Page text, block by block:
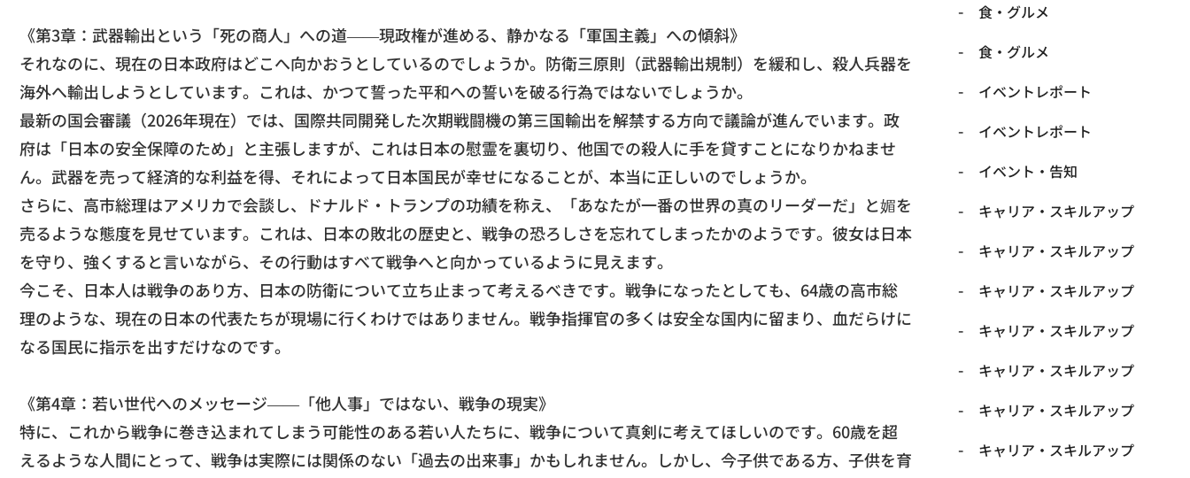
《第3章：武器輸出という「死の商人」への道——現政権が進める、静かなる「軍国主義」への傾斜》
​それなのに、 現在の日本政府はどこへ向かおうとしているのでしょうか。 防衛三原則（武器輸出規制）を緩和し、 殺人兵器を
海外へ輸出しようとしています。これは、 かつて誓った平和への誓いを破る行為ではないでしょうか。
​最新の国会審議（2026年現在）では、 国際共同開発した次期戦闘機の第三国輸出を解禁する方向で議論が進んでいます。政
府は「日本の安全保障のため」と主張しますが、 これは日本の慰霊を裏切り、 他国での殺人に手を貸すことになりかねませ
ん。 武器を売って経済的な利益を得、 それによって日本国民が幸せになることが、 本当に正しいのでしょうか。
​さらに、高市総理はアメリカで会談し、ドナルド・ トランプの功績を称え、「あなたが一番の世界の真のリーダーだ」 と媚を
売るような態度を見せています。これは、 日本の敗北の歴史と、 戦争の恐ろしさを忘れてしまったかのようです。彼女は日本
を守り、強くすると言いながら、 その行動はすべて戦争へと向かっているように見えます。
​今こそ、日本人は戦争のあり方、 日本の防衛について立ち止まって考えるべきです。 戦争になったとしても、64歳の高市総
理のような、 現在の日本の代表たちが現場に行くわけではありません。 戦争指揮官の多くは安全な国内に留まり、 血だらけに
なる国民に指示を出すだけなのです。
《第4章：若い世代へのメッセージ——「他人事」ではない、 戦争の現実》
​特に、 これから戦争に巻き込まれてしまう可能性のある若い人たちに、 戦争について真剣に考えてほしいのです。 60歳を超
えるような人間にとって、戦争は実際には関係のない「過去の出来事」かもしれません。しかし、今子供である方、 子供を育
​食・グルメ
​食・グルメ
イベントレポート
イベントレポート
イベント・告知
キャリア・スキルアップ
キャリア・スキルアップ
キャリア・スキルアップ
キャリア・スキルアップ
キャリア・スキルアップ
キャリア・スキルアップ
キャリア・スキルアップ